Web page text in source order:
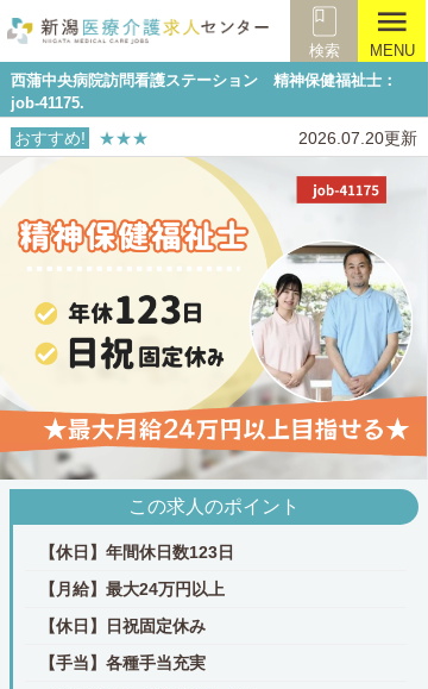
検索
menu
MENU
西蒲中央病院訪問看護ステーション 精神保健福祉士：
job-41175.
おすすめ! ★★★ 2026.07.20更新
この求人のポイント
【休日】年間休日数123日
【月給】最大24万円以上
【休日】日祝固定休み
【手当】各種手当充実